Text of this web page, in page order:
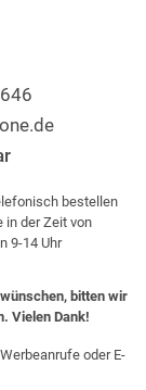
bestellen
in der Zeit von
9-14 Uhr
bitten wir
Vielen Dank!
oder E-